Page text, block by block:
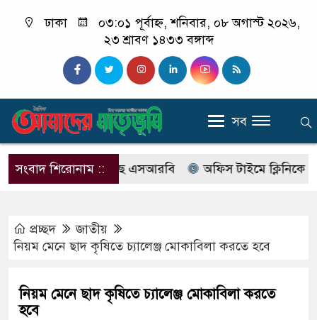
ঢাকা
০৩:০১ পূর্বাহ্ন, শনিবার, ০৮ অগাস্ট ২০২৬,
২৩ শ্রাবণ ১৪৩৩ বঙ্গাব্দ
সব
সংবাদ শিরোনাম ::
নাম বদলে আসছে এসআরবি অফিস টাইমে ক্লিনিকে রোগী
প্রচ্ছদ
জাতীয়
নিয়ম মেনে ছাদ কৃষিতে চ্যালেঞ্জ মোকাবিলা করতে হবে
নিয়ম মেনে ছাদ কৃষিতে চ্যালেঞ্জ মোকাবিলা করতে
হবে